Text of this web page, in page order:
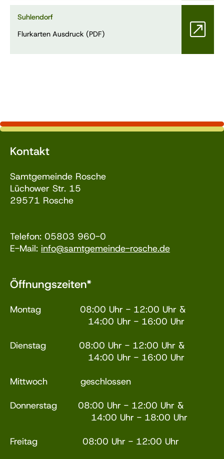
Suhlendorf
Flurkarten Ausdruck (PDF)
Kontakt
Samtgemeinde Rosche
Lüchower Str. 15
29571 Rosche
Telefon: 05803 960-0
E-Mail: info@samtgemeinde-rosche.de
Öffnungszeiten*
Montag 08:00 Uhr - 12:00 Uhr &
14:00 Uhr - 16:00 Uhr
Dienstag 08:00 Uhr - 12:00 Uhr &
14:00 Uhr - 16:00 Uhr
Mittwoch geschlossen
Donnerstag 08:00 Uhr - 12:00 Uhr &
14:00 Uhr - 18:00 Uhr
Freitag 08:00 Uhr - 12:00 Uhr